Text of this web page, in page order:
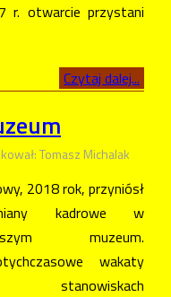
r. otwarcie przystani
Czytaj dalej...
Tomasz Michalak
2018 rok, przyniósł
kadrowe w
muzeum.
wakaty
stanowiskach